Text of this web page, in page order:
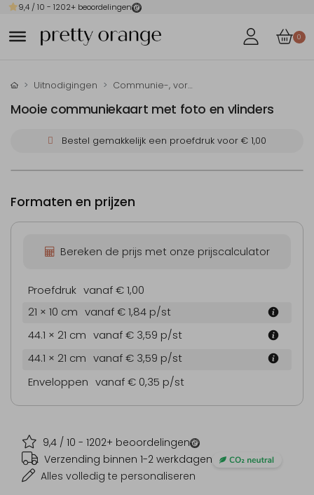
9,4 / 10 - 1202+ beoordelingen
0
Uitnodigingen Communie-, vormsel- en doop-uitnodigingen
Mooie communiekaart met foto en vlinders
Bestel gemakkelijk een proefdruk voor € 1,00
9,4 / 10 - 1202+ beoordelingen
Verzending binnen 1-2 werkdagen
Alles volledig te personaliseren
Formaten en prijzen
Bereken de prijs met onze prijscalculator
Proefdruk vanaf € 1,00
21 × 10 cm vanaf € 1,84 p/st
44.1 × 21 cm vanaf € 3,59 p/st
44.1 × 21 cm vanaf € 3,59 p/st
Enveloppen vanaf € 0,35 p/st